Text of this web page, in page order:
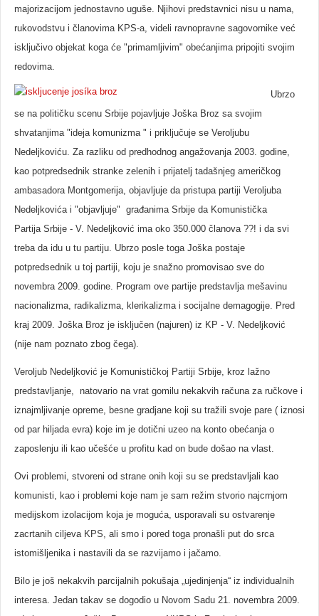
majorizacijom jednostavno uguše. Njihovi predstavnici nisu u nama,
rukovodstvu i članovima KPS-a, videli ravnopravne sagovornike već
isključivo objekat koga će "primamljivim" obećanjima pripojiti svojim
redovima.
Ubrzo
se na političku scenu Srbije pojavljuje Joška Broz sa svojim
shvatanjima "ideja komunizma " i priključuje se Veroljubu
Nedeljkoviću. Za razliku od predhodnog angažovanja 2003. godine,
kao potpredsednik stranke zelenih i prijatelj tadašnjeg američkog
ambasadora Montgomerija, objavljuje da pristupa partiji Veroljuba
Nedeljkovića i "objavljuje" građanima Srbije da Komunistička
Partija Srbije - V. Nedeljković ima oko 350.000 članova ??! i da svi
treba da idu u tu partiju. Ubrzo posle toga Joška postaje
potpredsednik u toj partiji, koju je snažno promovisao sve do
novembra 2009. godine. Program ove partije predstavlja mešavinu
nacionalizma, radikalizma, klerikalizma i socijalne demagogije. Pred
kraj 2009. Joška Broz je isključen (najuren) iz KP - V. Nedeljković
(nije nam poznato zbog čega).
Veroljub Nedeljković je Komunističkoj Partiji Srbije, kroz lažno
predstavljanje, natovario na vrat gomilu nekakvih računa za ručkove i
iznajmljivanje opreme, besne gradjane koji su tražili svoje pare ( iznosi
od par hiljada evra) koje im je dotični uzeo na konto obećanja o
zaposlenju ili kao učešće u profitu kad on bude došao na vlast.
Ovi problemi, stvoreni od strane onih koji su se predstavljali kao
komunisti, kao i problemi koje nam je sam režim stvorio najcrnjom
medijskom izolacijom koja je moguća, usporavali su ostvarenje
zacrtanih ciljeva KPS, ali smo i pored toga pronašli put do srca
istomišljenika i nastavili da se razvijamo i jačamo.
Bilo je još nekakvih parcijalnih pokušaja „ujedinjenja“ iz individualnih
interesa. Jedan takav se dogodio u Novom Sadu 21. novembra 2009.